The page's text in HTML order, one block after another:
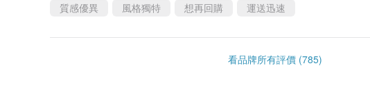
質感優異 風格獨特 想再回購 運送迅速
看品牌所有評價 (785)